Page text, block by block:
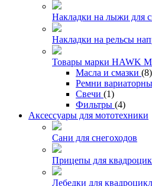
Накладки на лыжи для
Накладки на рельсы
Товары марки HAWK
Масла и смазки (8)
Ремни
Свечи (1)
Фильтры (4)
Аксессуары для мототехники
Сани для снегоходов
Прицепы для
Лебедки для